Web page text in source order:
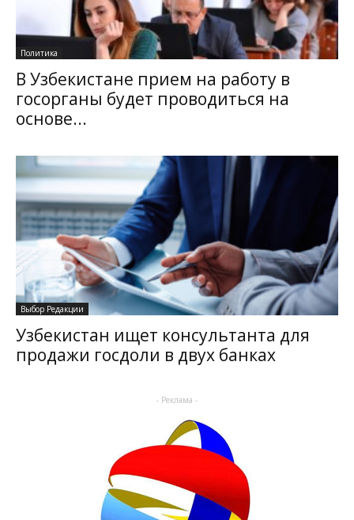
Политика
В Узбекистане прием на работу в
госорганы будет проводиться на
основе...
Выбор Редакции
Узбекистан ищет консультанта для
продажи госдоли в двух банках
- Реклама -